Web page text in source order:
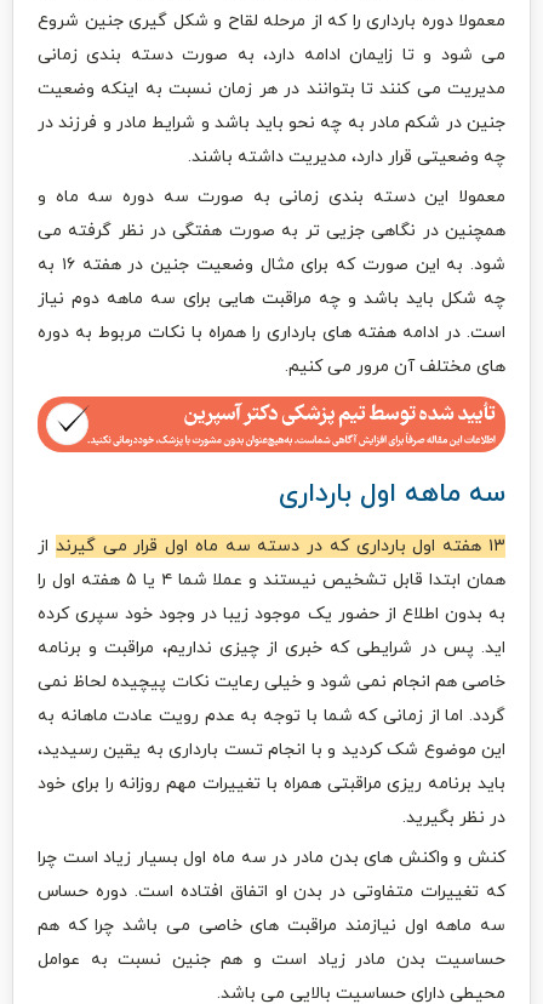
معمولا دوره بارداری را که از مرحله لقاح و شکل گیری جنین شروع
می شود و تا زایمان ادامه دارد، به صورت دسته بندی زمانی
مدیریت می کنند تا بتوانند در هر زمان نسبت به اینکه وضعیت
جنین در شکم مادر به چه نحو باید باشد و شرایط مادر و فرزند در
چه وضعیتی قرار دارد، مدیریت داشته باشند.
معمولا این دسته بندی زمانی به صورت سه دوره سه ماه و
همچنین در نگاهی جزیی تر به صورت هفتگی در نظر گرفته می
شود. به این صورت که برای مثال وضعیت جنین در هفته ۱۶ به
چه شکل باید باشد و چه مراقبت هایی برای سه ماهه دوم نیاز
است. در ادامه هفته های بارداری را همراه با نکات مربوط به دوره
های مختلف آن مرور می کنیم.
سه ماهه اول بارداری
۱۳ هفته اول بارداری که در دسته سه ماه اول قرار می گیرند
از
همان ابتدا قابل تشخیص نیستند و عملا شما ۴ یا ۵ هفته اول را
به بدون اطلاع از حضور یک موجود زیبا در وجود خود سپری کرده
اید. پس در شرایطی که خبری از چیزی نداریم، مراقبت و برنامه
خاصی هم انجام نمی شود و خیلی رعایت نکات پیچیده لحاظ نمی
گردد. اما از زمانی که شما با توجه به عدم رویت عادت ماهانه به
این موضوع شک کردید و با انجام تست بارداری به یقین رسیدید،
باید برنامه ریزی مراقبتی همراه با تغییرات مهم روزانه را برای خود
در نظر بگیرید.
کنش و واکنش های بدن مادر در سه ماه اول بسیار زیاد است چرا
که تغییرات متفاوتی در بدن او اتفاق افتاده است. دوره حساس
سه ماهه اول نیازمند مراقبت های خاصی می باشد چرا که هم
حساسیت بدن مادر زیاد است و هم جنین نسبت به عوامل
محیطی دارای حساسیت بالایی می باشد.